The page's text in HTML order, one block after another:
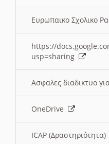
Ευρωπαικο Σχολικο
https://
usp=sharing
Ασφαλες διαδικτυο
OneDrive
ICAP (Δραστηριότητα)